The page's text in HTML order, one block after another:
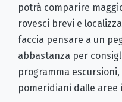
potrà comparire
rovesci brevi e
faccia pensare a un
abbastanza per
programma
pomeridiani dalle aree